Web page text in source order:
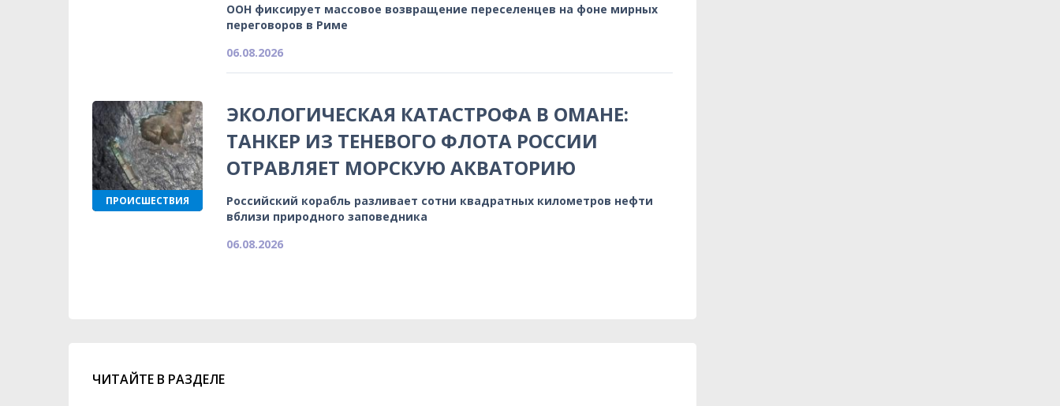
ООН фиксирует массовое возвращение переселенцев на фоне мирных
переговоров в Риме
06.08.2026
ПРОИСШЕСТВИЯ
ЭКОЛОГИЧЕСКАЯ КАТАСТРОФА В ОМАНЕ:
ТАНКЕР ИЗ ТЕНЕВОГО ФЛОТА РОССИИ
ОТРАВЛЯЕТ МОРСКУЮ АКВАТОРИЮ
Российский корабль разливает сотни квадратных километров нефти
вблизи природного заповедника
06.08.2026
ЧИТАЙТЕ В РАЗДЕЛЕ